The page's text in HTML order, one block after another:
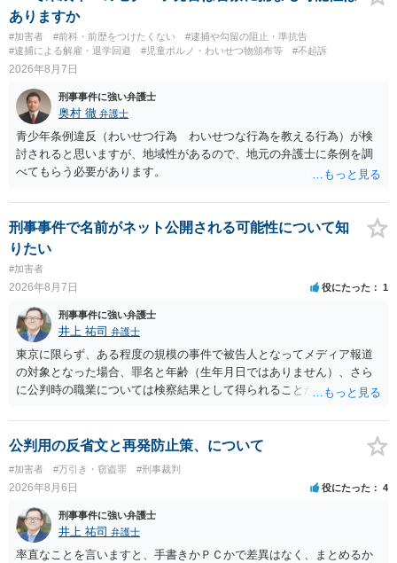
の可能性 この行為により、痴漢やその他の犯罪を犯したとして、逮
捕、呼び出しされる可能性はどれほどでしょうか？ 誤って当たってし
まっただけであり、さらにその場で女性等のアクションが無かったこ
とからすると、この後に呼び出される可能性は極めて低いと思いま
能性があると考えれば良いのでしょうか？ 逮捕や呼び出しの可能性は
極めて低いと思います。 連絡が来ることはないでしょう。
ありますか
#加害者 #前科・前歴をつけたくない
#逮捕や勾留の阻止・準抗告
#逮捕による解雇・退学回避
#児童ポルノ・わいせつ物頒布等 #不起訴
2026年8月7日
刑事事件に強い弁護士
奥村 徹 弁護士
青少年条例違反（わいせつ行為 わいせつな行為を教える行為）が検
討されると思いますが、地域性があるので、地元の弁護士に条例を調
べてもらう必要があります。
刑事事件で名前がネット公開される可能性について知
りたい
#加害者
2026年8月7日 役にたった 1
刑事事件に強い弁護士
井上 祐司 弁護士
東京に限らず、ある程度の規模の事件で被告人となってメディア報道
の対象となった場合、罪名と年齢（生年月日ではありません）、さら
に公判時の職業については検察結果として得られることが通常です。
公判用の反省文と再発防止策、について
#加害者 #万引き・窃盗罪 #刑事裁判
2026年8月6日 役にたった 4
刑事事件に強い弁護士
井上 祐司 弁護士
率直なことを言いますと、手書きかＰＣかで差異はなく、まとめるか